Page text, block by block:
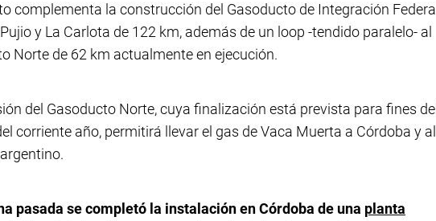
complementa la construcción del Gasoducto de Integración Federal
y La Carlota de 122 km, además de un loop -tendido paralelo- al
Norte de 62 km actualmente en ejecución.
del Gasoducto Norte, cuya finalización está prevista para fines del
corriente año, permitirá llevar el gas de Vaca Muerta a Córdoba y al
pasada se completó la instalación en Córdoba de una planta